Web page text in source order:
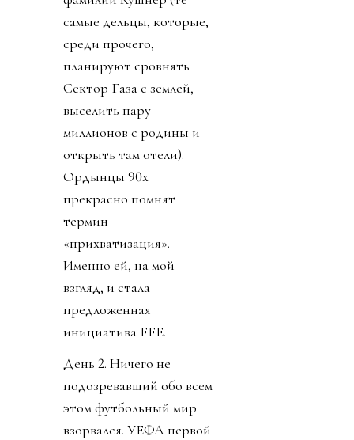
самые дельцы, которые,
среди прочего,
планируют сровнять
Сектор Газа с землей,
выселить пару
миллионов с родины и
открыть там отели).
Ордынцы 90х
прекрасно помнят
термин
«прихватизация».
Именно ей, на мой
взгляд, и стала
предложенная
инициатива FFE.
День 2. Ничего не
подозревавший обо всем
этом футбольный мир
взорвался. УЕФА первой